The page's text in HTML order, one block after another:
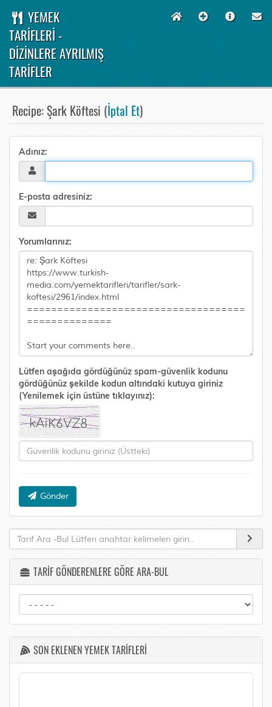
YEMEK
TARİFLERİ -
DİZİNLERE AYRILMIŞ
TARİFLER
Recipe: Şark Köftesi (İptal Et)
Adınız:
E-posta adresiniz:
Yorumlarınız:
Lütfen aşağıda gördüğünüz spam-güvenlik kodunu
gördüğünüz şekilde kodun altındaki kutuya giriniz
(Yenilemek için üstüne tıklayınız):
Gönder
TARİF GÖNDERENLERE GÖRE ARA-BUL
SON EKLENEN YEMEK TARİFLERİ